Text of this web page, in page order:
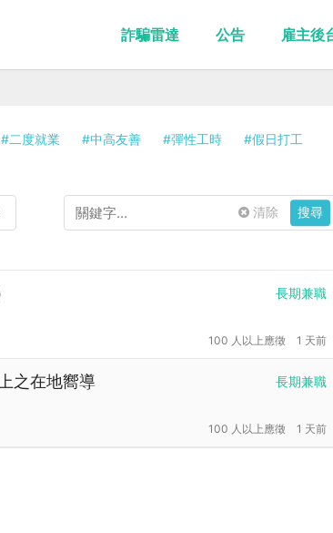
詐騙雷達 公告 雇主後
#二度就業 #中高友善 #彈性工時
#假日打工
清除 搜尋
長期兼職
100 人以上應徵 1 天前
長期兼職
之在地嚮導
100 人以上應徵 1 天前